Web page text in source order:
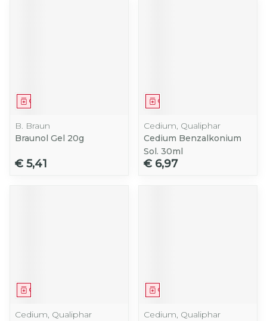
Geneesmiddel
B. Braun
Braunol Gel 20g
€ 5,41
Geneesmiddel
Cedium, Qualiphar
Cedium Benzalkonium
Sol. 30ml
€ 6,97
Geneesmiddel
Cedium, Qualiphar
Geneesmiddel
Cedium, Qualiphar